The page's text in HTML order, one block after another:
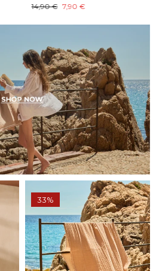
14,90 €
7,90 €
33%